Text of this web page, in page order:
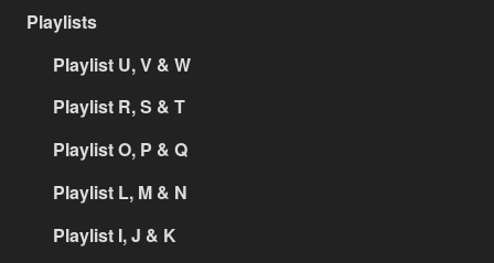
Playlists
Playlist U, V & W
Playlist R, S & T
Playlist O, P & Q
Playlist L, M & N
Playlist I, J & K